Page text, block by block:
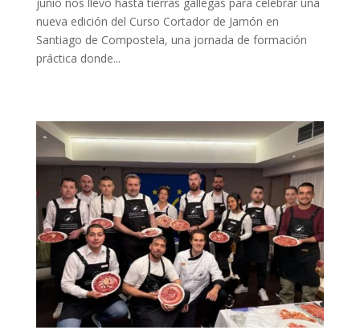
nueva edición del Curso Cortador de Jamón en
Santiago de Compostela, una jornada de formación
práctica donde...